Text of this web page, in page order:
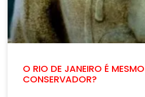
O RIO DE JANEIRO É MESMO
CONSERVADOR?